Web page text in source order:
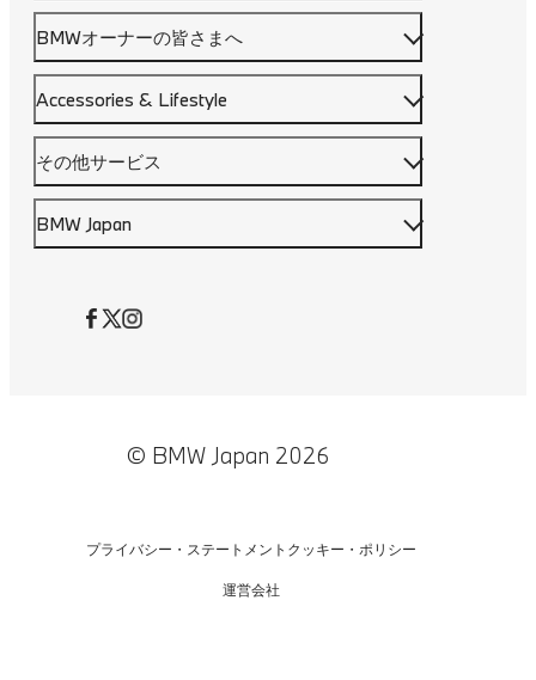
BMWオーナーの皆さまへ
Accessories & Lifestyle
その他サービス
BMW Japan
© BMW Japan 2026
プライバシー・ステートメント クッキー・ポリシー
運営会社